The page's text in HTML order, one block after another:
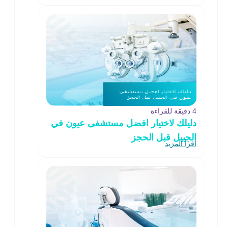
4 دقيقة للقراءة
دليلك لاختيار افضل مستشفى عيون في
الجبيل قبل الحجز
اقرأ المزيد